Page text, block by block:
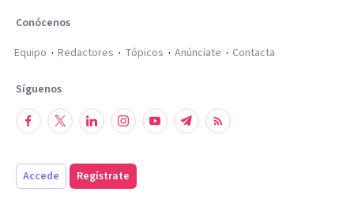
Conócenos
Equipo
Redactores Tópicos Anúnciate Contacta
Síguenos
Accede Regístrate